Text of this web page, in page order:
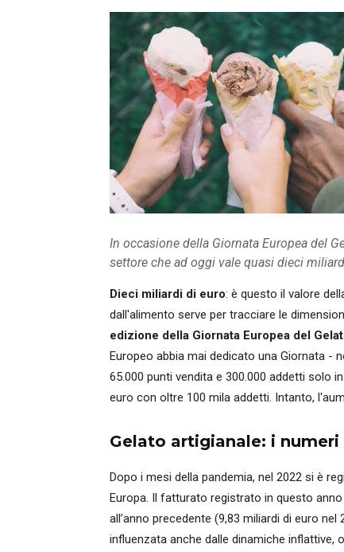
In occasione della Giornata Europea del
settore che ad oggi vale quasi dieci
Dieci miliardi di euro: è questo il valore
dall'alimento serve per tracciare le
edizione della Giornata Europea del
Europeo abbia mai dedicato una Giornata -
65.000 punti vendita e 300.000 addetti solo
euro con oltre 100 mila addetti. Intanto,
Gelato artigianale: i numeri
Dopo i mesi della pandemia, nel 2022 si è
Europa. Il fatturato registrato in questo
all’anno precedente (9,83 miliardi di euro
influenzata anche dalle dinamiche inflattive,